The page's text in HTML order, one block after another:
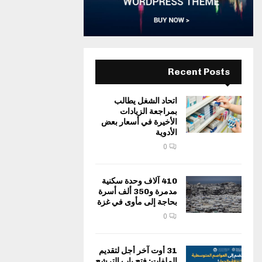
Recent Posts
اتحاد الشغل يطالب
بمراجعة الزيادات
الأخيرة في أسعار بعض
الأدوية
0
410 آلاف وحدة سكنية
مدمرة و350 ألف أسرة
بحاجة إلى مأوى في غزة
0
31 أوت آخر أجل لتقديم